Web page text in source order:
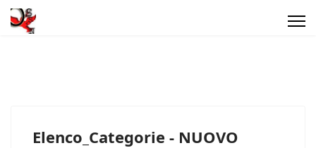
Elenco_Categorie - NUOVO